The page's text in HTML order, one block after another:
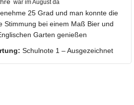
war im August da
25 Grad und man konnte die
Stimmung bei einem Maß Bier und
Garten genießen
Schulnote 1 – Ausgezeichnet